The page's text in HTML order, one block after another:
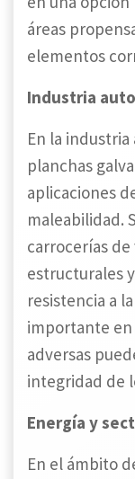
áreas
elementos
Industria
En la
planchas
aplicaciones
maleabilidad.
carrocerías
estructurales
resistencia a
importante
adversas
integridad de
Energía y
En el ámbito